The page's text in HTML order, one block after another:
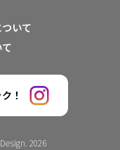
いて
！
2026